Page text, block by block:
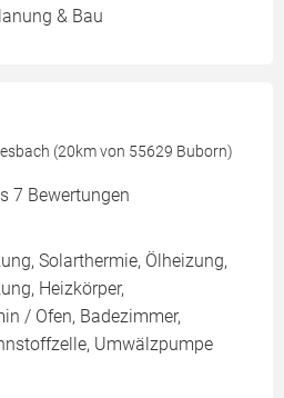
& Bau
(20km von 55629 Buborn)
7 Bewertungen
Solarthermie, Ölheizung,
Heizkörper,
/ Ofen, Badezimmer,
Umwälzpumpe